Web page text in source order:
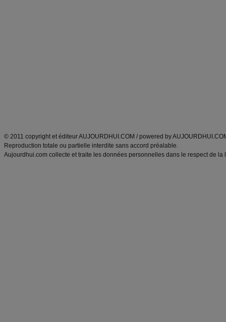
© 2011 copyright et éditeur AUJOURDHUI.COM / powered by
Reproduction totale ou partielle interdite sans accord préalable.
Aujourdhui.com collecte et traite les données personnelles dans le respect de